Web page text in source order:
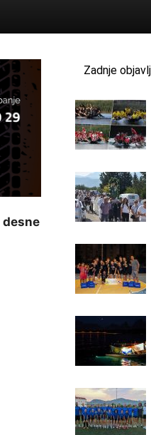
desne
Zadnje